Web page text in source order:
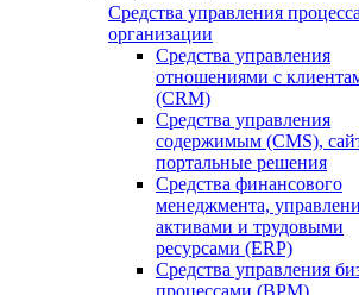
Средства управления
организации
Средства управления
отношениями с
(CRM)
Средства управления
содержимым (CMS),
портальные решения
Средства финансового
менеджмента,
активами и трудовыми
ресурсами (ERP)
Средства управления
процессами (BPM)